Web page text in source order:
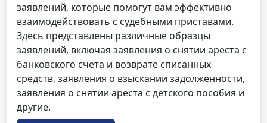
заявлений, которые помогут вам эффективно
взаимодействовать с судебными приставами.
Здесь представлены различные образцы
заявлений, включая заявления о снятии ареста с
банковского счета и возврате списанных
средств, заявления о взыскании задолженности,
заявления о снятии ареста с детского пособия и
другие.